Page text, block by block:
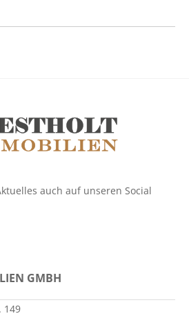
auch auf unseren Social
GMBH
149